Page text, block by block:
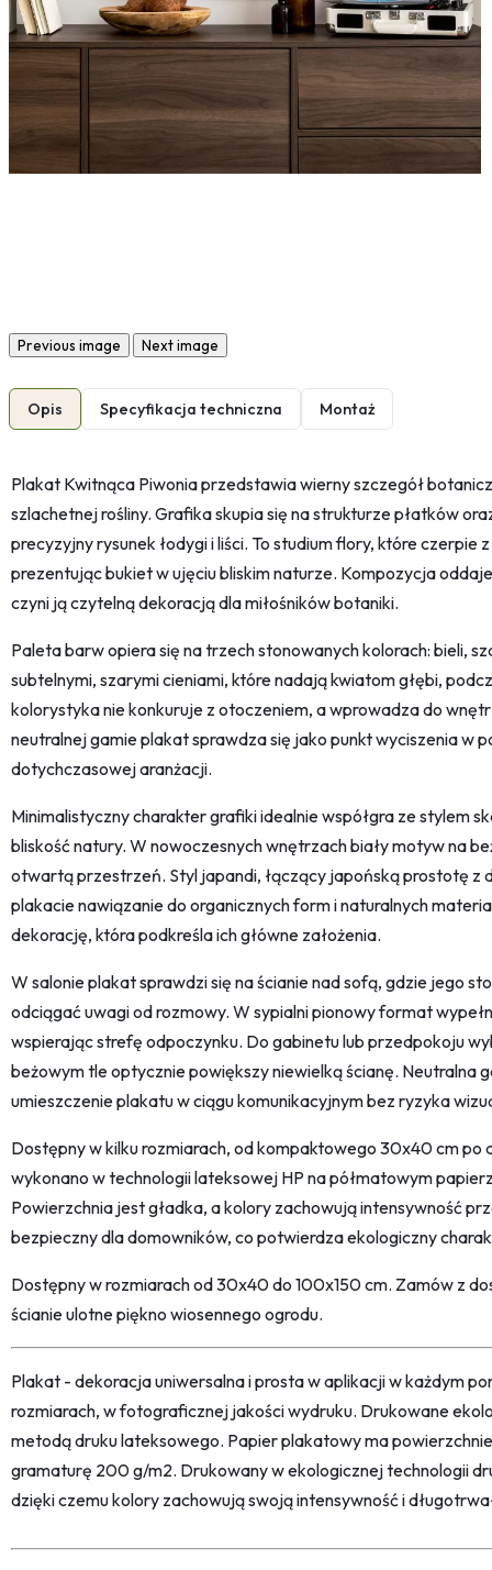
Previous image Next image
Opis Specyfikacja techniczna Montaż
Plakat Kwitnąca Piwonia przedstawia wierny szczegół
szlachetnej rośliny. Grafika skupia się na strukturze płatków
precyzyjny rysunek łodygi i liści. To studium flory, które czerpie
prezentując bukiet w ujęciu bliskim naturze. Kompozycja
czyni ją czytelną dekoracją dla miłośników botaniki.
Paleta barw opiera się na trzech stonowanych kolorach: bieli,
subtelnymi, szarymi cieniami, które nadają kwiatom głębi,
kolorystyka nie konkuruje z otoczeniem, a wprowadza do
neutralnej gamie plakat sprawdza się jako punkt wyciszenia w
dotychczasowej aranżacji.
Minimalistyczny charakter grafiki idealnie współgra ze stylem
bliskość natury. W nowoczesnych wnętrzach biały motyw na
otwartą przestrzeń. Styl japandi, łączący japońską prostotę z
plakacie nawiązanie do organicznych form i naturalnych
dekorację, która podkreśla ich główne założenia.
W salonie plakat sprawdzi się na ścianie nad sofą, gdzie jego
odciągać uwagi od rozmowy. W sypialni pionowy format
wspierając strefę odpoczynku. Do gabinetu lub przedpokoju
beżowym tle optycznie powiększy niewielką ścianę. Neutralna
umieszczenie plakatu w ciągu komunikacyjnym bez ryzyka
Dostępny w kilku rozmiarach, od kompaktowego 30x40 cm po
wykonano w technologii lateksowej HP na półmatowym
Powierzchnia jest gładka, a kolory zachowują intensywność
bezpieczny dla domowników, co potwierdza ekologiczny
Dostępny w rozmiarach od 30x40 do 100x150 cm. Zamów z
ścianie ulotne piękno wiosennego ogrodu.
Plakat - dekoracja uniwersalna i prosta w aplikacji w każdym
rozmiarach, w fotograficznej jakości wydruku. Drukowane
metodą druku lateksowego. Papier plakatowy ma
gramaturę 200 g/m2. Drukowany w ekologicznej technologii
dzięki czemu kolory zachowują swoją intensywność i